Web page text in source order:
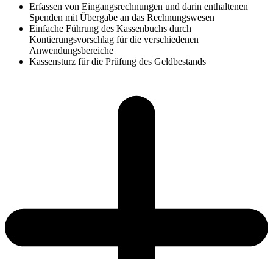
Erfassen von Eingangsrechnungen und darin enthaltenen
Spenden mit Übergabe an das Rechnungswesen
Einfache Führung des Kassenbuchs durch
Kontierungsvorschlag für die verschiedenen
Anwendungsbereiche
Kassensturz für die Prüfung des Geldbestands